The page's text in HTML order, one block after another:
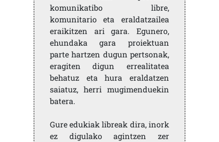
komunikatibo libre,
komunitario eta eraldatzailea
eraikitzen ari gara. Egunero,
ehundaka gara proiektuan
parte hartzen dugun pertsonak,
eragiten digun errealitatea
behatuz eta hura eraldatzen
saiatuz, herri mugimenduekin
batera.
Gure edukiak libreak dira, inork
ez digulako agintzen zer